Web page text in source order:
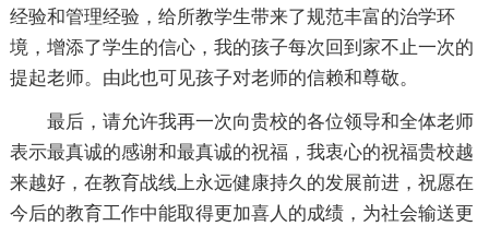
经验和管理经验，给所教学生带来了规范丰富的治学环
境，增添了学生的信心，我的孩子每次回到家不止一次的
提起老师。由此也可见孩子对老师的信赖和尊敬。
最后，请允许我再一次向贵校的各位领导和全体老师
表示最真诚的感谢和最真诚的祝福，我衷心的祝福贵校越
来越好，在教育战线上永远健康持久的发展前进，祝愿在
今后的教育工作中能取得更加喜人的成绩，为社会输送更